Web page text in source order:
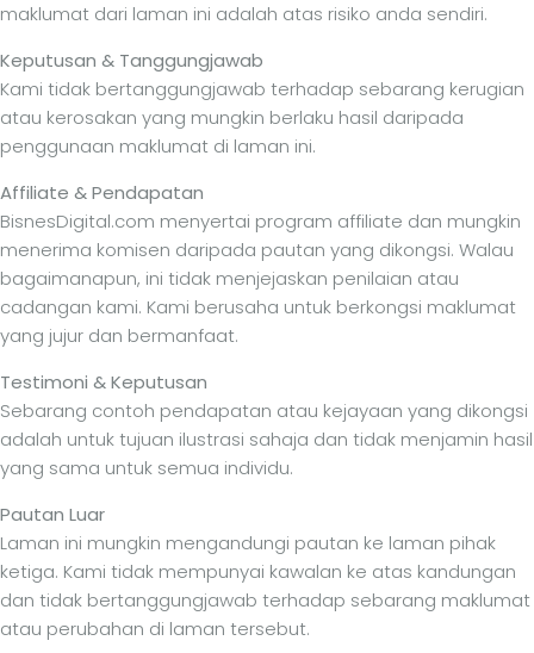
maklumat dari laman ini adalah atas risiko anda sendiri.
Keputusan & Tanggungjawab
Kami tidak bertanggungjawab terhadap sebarang kerugian
atau kerosakan yang mungkin berlaku hasil daripada
penggunaan maklumat di laman ini.
Affiliate & Pendapatan
BisnesDigital.com menyertai program affiliate dan mungkin
menerima komisen daripada pautan yang dikongsi. Walau
bagaimanapun, ini tidak menjejaskan penilaian atau
cadangan kami. Kami berusaha untuk berkongsi maklumat
yang jujur dan bermanfaat.
Testimoni & Keputusan
Sebarang contoh pendapatan atau kejayaan yang dikongsi
adalah untuk tujuan ilustrasi sahaja dan tidak menjamin hasil
yang sama untuk semua individu.
Pautan Luar
Laman ini mungkin mengandungi pautan ke laman pihak
ketiga. Kami tidak mempunyai kawalan ke atas kandungan
dan tidak bertanggungjawab terhadap sebarang maklumat
atau perubahan di laman tersebut.